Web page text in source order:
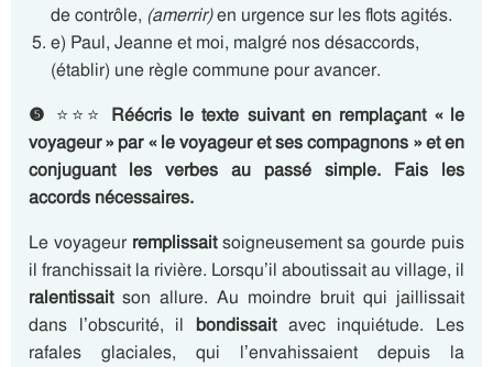
de contrôle, (amerrir)en urgence sur les flots agités.
e) Paul, Jeanne et moi, malgré nos désaccords,
(établir) une règle commune pour avancer.
❺ ⭐⭐⭐ Réécris le texte suivant en remplaçant « le
voyageur » par « le voyageur et ses compagnons » et en
conjuguant les verbes au passé simple. Fais les
accords nécessaires.
Le voyageur remplissaitsoigneusement sa gourde puis
il franchissait la rivière. Lorsqu’il aboutissait au village, il
ralentissaitson allure. Au moindre bruit qui jaillissait
dans l’obscurité, il bondissaitavec inquiétude. Les
rafales glaciales, qui l’envahissaient depuis la